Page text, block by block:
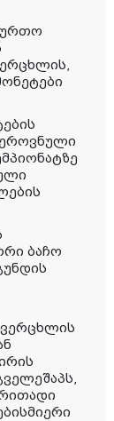
ეროვნული
ბაჩო